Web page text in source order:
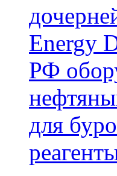
Energy
РФ
для